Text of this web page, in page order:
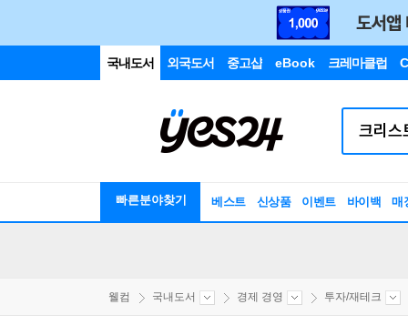
국내도서 외국도서 중고샵 eBook 크레마클럽
빠른분야찾기 베스트 신상품 이벤트 바이백 매
웰컴 국내도서 경제 경영 투자/재테크